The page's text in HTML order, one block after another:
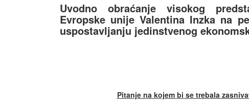
Uvodno obraćanje visokog
Evropske unije Valentina Inzka na
uspostavljanju jedinstvenog
Pitanje na kojem bi se trebala